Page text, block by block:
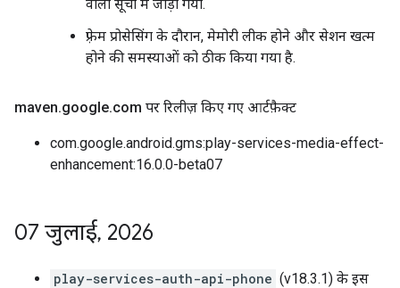
वाली सूची में जोड़ा गया.
फ़्रेम प्रोसेसिंग के दौरान, मेमोरी लीक होने और सेशन खत्म
होने की समस्याओं को ठीक किया गया है.
maven.google.com पर रिलीज़ किए गए आर्टफ़ैक्ट
com.google.android.gms:play-services-media-effect-
enhancement:16.0.0-beta07
07 जुलाई, 2026
play-services-auth-api-phone (v18.3.1) के इस